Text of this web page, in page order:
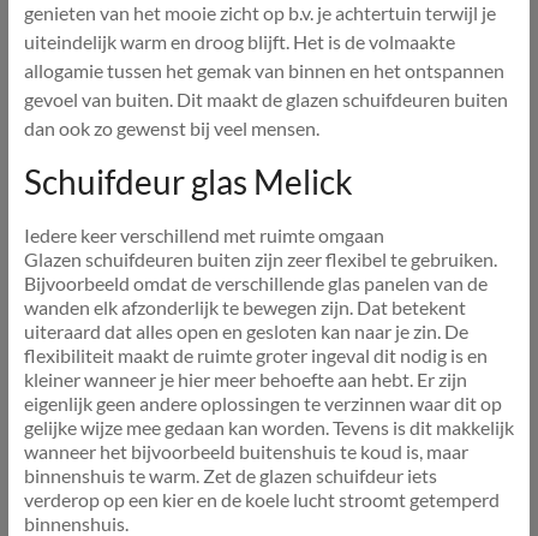
genieten van het mooie zicht op b.v. je achtertuin terwijl je
uiteindelijk warm en droog blijft. Het is de volmaakte
allogamie tussen het gemak van binnen en het ontspannen
gevoel van buiten. Dit maakt de glazen schuifdeuren buiten
dan ook zo gewenst bij veel mensen.
Schuifdeur glas Melick
Iedere keer verschillend met ruimte omgaan
Glazen schuifdeuren buiten zijn zeer flexibel te gebruiken.
Bijvoorbeeld omdat de verschillende glas panelen van de
wanden elk afzonderlijk te bewegen zijn. Dat betekent
uiteraard dat alles open en gesloten kan naar je zin. De
flexibiliteit maakt de ruimte groter ingeval dit nodig is en
kleiner wanneer je hier meer behoefte aan hebt. Er zijn
eigenlijk geen andere oplossingen te verzinnen waar dit op
gelijke wijze mee gedaan kan worden. Tevens is dit makkelijk
wanneer het bijvoorbeeld buitenshuis te koud is, maar
binnenshuis te warm. Zet de glazen schuifdeur iets
verderop op een kier en de koele lucht stroomt getemperd
binnenshuis.